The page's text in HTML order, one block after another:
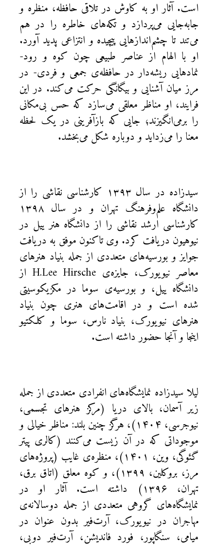
است. آثار او به کاوش در تلاقی حافظه، منظره و
جابه‌جایی می‌پردازد و تکه‌های خاطره را در هم
می‌تند تا چشم‌اندازهایی پیچیده و انتزاعی پدید آورد.
او با الهام از عناصر طبیعی چون کوه و رود-
نمادهایی ریشه‌دار در حافظه‌ی جمعی و فردی- در
مرز میان آشنایی و بیگانگی حرکت می‌کند. در این
فرایند، او مناظر معلقی می‌سازد که حس بی‌مکانی
را برمی‌انگیزند؛ جایی که بازآفرینی در یک لحظه
معنا را می‌زداید و دوباره شکل می‌بخشد.
سیدزاده در سال ۱۳۹۳ کارشناسی نقاشی را از
دانشگاه علم‌وفرهنگ تهران و در سال ۱۳۹۸
کارشناسی ارشد نقاشی را از دانشگاه هنر ییل در
نیوهیون دریافت کرد. وی تاکنون موفق به دریافت
جوایز و بورسیه‌های متعددی از جمله بنیاد هنرهای
معاصر نیویورک، جایزه‌ی H.Lee Hirsche از
دانشگاه ییل، و بورسیه‌ی سوما در مکزیکوسیتی
شده است و در اقامت‌های هنری چون بنیاد
هنرهای نیویورک، بنیاد نارس، سوما و کلکتیو
اینجا و آنجا حضور داشته است.
لیلا سیدزاده نمایشگاه‌های انفرادی متعددی از جمله
زیر آسمان، بالای دریا (مرکز هنرهای تجسمی،
نیوجرسی، ۱۴۰۴)، هرگز چنین بلند: مناظر خیالی و
موجوداتی که در آن زیست می‌کنند (کالری پیتر
گئوگی، وین، ۱۴۰۱)، منظره‌ی غایب (پروژه‌های
مرز، بروکلین، ۱۳۹۹)، و کوه معلق (اتاق برق،
تهران، ۱۳۹۶) داشته است. آثار او در
نمایشگاه‌های گروهی متعددی از جمله دوسالانه‌ی
مهاجران در نیویورک، آرت‌فیر بدون عنوان در
میامی، سنگاپور، فورد فاندیشن، آرت‌فیر دوبی،